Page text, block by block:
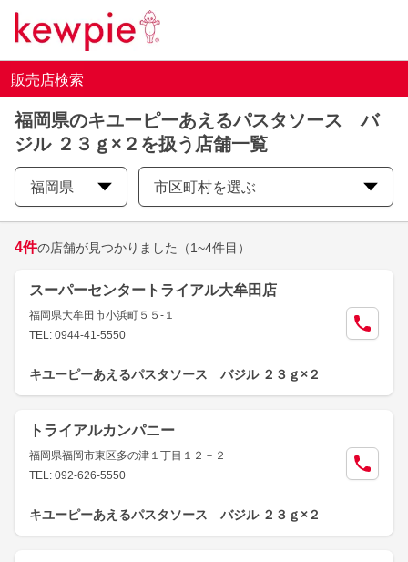
販売店検索
福岡県のキユーピーあえるパスタソース バ
ジル ２３ｇ×２を扱う店舗一覧
福岡県 市区町村を選ぶ
4件の店舗が見つかりました （1~4件目）
スーパーセンタートライアル大牟田店
福岡県大牟田市小浜町５５-１
TEL: 0944-41-5550
キユーピーあえるパスタソース バジル ２３ｇ×２
トライアルカンパニー
福岡県福岡市東区多の津１丁目１２－２
TEL: 092-626-5550
キユーピーあえるパスタソース バジル ２３ｇ×２